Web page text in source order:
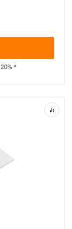
20% *